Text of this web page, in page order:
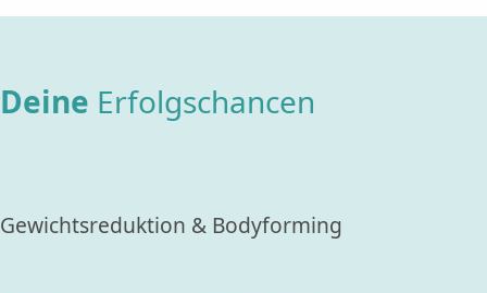
Deine Erfolgschancen
Gewichtsreduktion & Bodyforming